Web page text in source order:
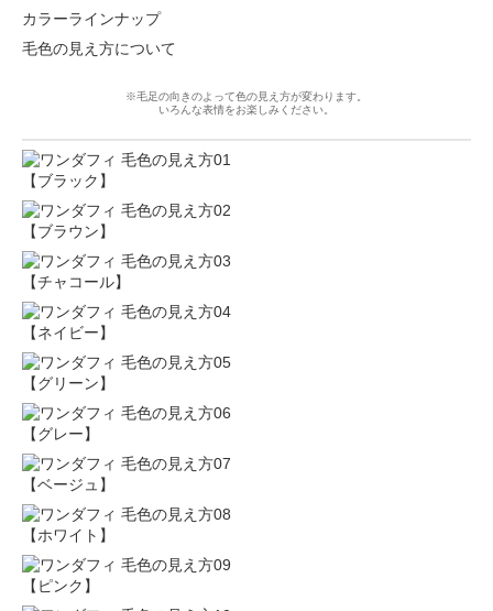
カラーラインナップ
毛色の見え方について
※毛足の向きのよって色の見え方が変わります。
いろんな表情をお楽しみください。
【ブラック】
【ブラウン】
【チャコール】
【ネイビー】
【グリーン】
【グレー】
【ベージュ】
【ホワイト】
【ピンク】